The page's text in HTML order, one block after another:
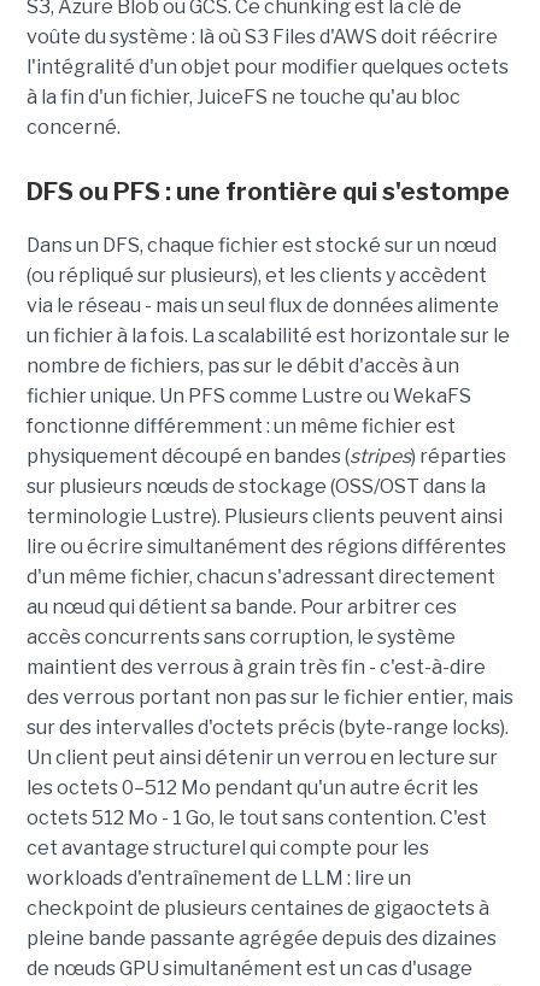
S3, Azure Blob ou GCS. Ce chunking est la clé de
voûte du système : là où S3 Files d'AWS doit réécrire
l'intégralité d'un objet pour modifier quelques octets
à la fin d'un fichier, JuiceFS ne touche qu'au bloc
concerné.
DFS ou PFS : une frontière qui s'estompe
Dans un DFS, chaque fichier est stocké sur un nœud
(ou répliqué sur plusieurs), et les clients y accèdent
via le réseau - mais un seul flux de données alimente
un fichier à la fois. La scalabilité est horizontale sur le
nombre de fichiers, pas sur le débit d'accès à un
fichier unique. Un PFS comme Lustre ou WekaFS
fonctionne différemment : un même fichier est
physiquement découpé en bandes (stripes) réparties
sur plusieurs nœuds de stockage (OSS/OST dans la
terminologie Lustre). Plusieurs clients peuvent ainsi
lire ou écrire simultanément des régions différentes
d'un même fichier, chacun s'adressant directement
au nœud qui détient sa bande. Pour arbitrer ces
accès concurrents sans corruption, le système
maintient des verrous à grain très fin - c'est-à-dire
des verrous portant non pas sur le fichier entier, mais
sur des intervalles d'octets précis (byte-range locks).
Un client peut ainsi détenir un verrou en lecture sur
les octets 0–512 Mo pendant qu'un autre écrit les
octets 512 Mo - 1 Go, le tout sans contention. C'est
cet avantage structurel qui compte pour les
workloads d'entraînement de LLM : lire un
checkpoint de plusieurs centaines de gigaoctets à
pleine bande passante agrégée depuis des dizaines
de nœuds GPU simultanément est un cas d'usage